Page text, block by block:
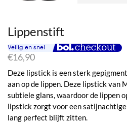
Lippenstift
€16,90
Deze lipstick is een sterk
aan op de lippen. Deze lipstick van
subtiele glans, waardoor de lippen
lipstick zorgt voor een
lang perfect blijft zitten.